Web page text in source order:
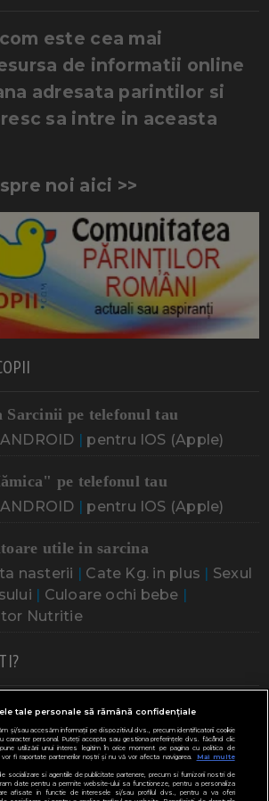
este cea mai
de informatii online
adresata parintilor si
sa intre in aceasta
noi aici >>
Sarcinii pe telefonul tau
| pentru IOS (Apple)
pe telefonul tau
| pentru IOS (Apple)
utile in sarcina
nasterii | Cate Kg. in plus | Sexul
| Culoare ochi bebe |
Nutritie
Probleme cu sarcina
Probleme alaptare Bebe plange
bona Cresa, Gradinta
Copil bolnav Copii cu nevoi speciale
tale personale să rămână confidențiale
și/sau accesăm informații pe dispozitivul dvs., precum identificatorii cookie
caracter personal. Puteți accepta sau gestiona preferințele dvs. făcând clic
utilizării unui interes legitim în orice moment pe pagina cu politica de
fi raportate partenerilor noștri și nu vă vor afecta navigarea.
Mai multe
socializare si agentiile de publicitate partenere, precum si furnizorii nostri de
date pentru a permite website-ului sa functioneze, pentru a personaliza
afisate in functie de interesele si/sau profilul dvs., pentru a va oferi